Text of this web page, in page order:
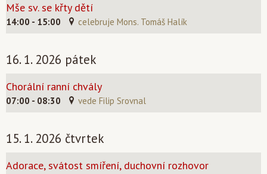
Mše sv. se křty dětí
14:00 - 15:00 celebruje Mons. Tomáš Halík
16. 1. 2026 pátek
Chorální ranní chvály
07:00 - 08:30 vede Filip Srovnal
15. 1. 2026 čtvrtek
Adorace, svátost smíření, duchovní rozhovor